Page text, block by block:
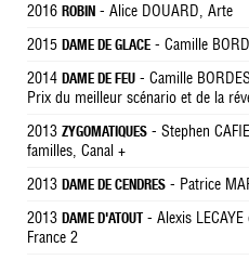
2016 ROBIN - Alice DOUARD, Arte
2015 DAME DE GLACE - Camille
2014 DAME DE FEU - Camille
Prix du meilleur scénario et de la
2013 ZYGOMATIQUES - Stephen
familles, Canal +
2013 DAME DE CENDRES - Patrice
2013 DAME D'ATOUT - Alexis
France 2